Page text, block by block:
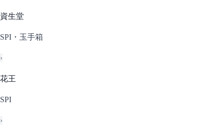
資生堂
SPI・玉手箱
›
花王
SPI
›